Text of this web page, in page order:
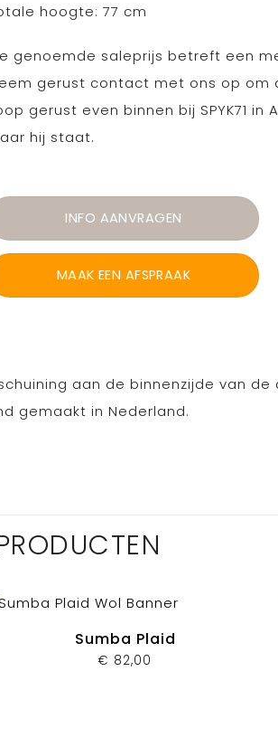
hoogte: 77 cm
genoemde saleprijs betreft een
gerust contact met ons op om
gerust even binnen bij SPYK71
hij staat.
INFO AANVRAGEN
MAAK EEN AFSPRAAK
aan de binnenzijde van
gemaakt in Nederland.
Sumba Plaid
€ 82,00